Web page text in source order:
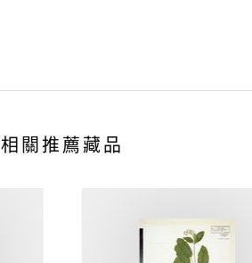
相關推薦藏品